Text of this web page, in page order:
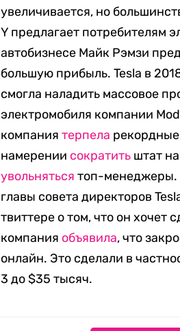
увеличивается, но
Y предлагает потребителям
автобизнесе Майк Рэмзи
большую прибыль. Tesla в
смогла наладить массовое
электромобиля компании
компания терпела
намерении сократить штат
увольняться топ-менеджеры.
главы совета директоров
твиттере о том, что он хочет
компания объявила, что
онлайн. Это сделали в
3 до $35 тысяч.